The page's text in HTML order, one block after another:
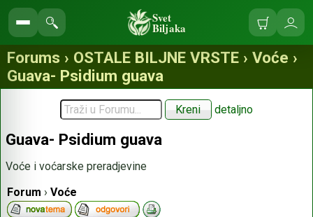
Pretraga
sajta
Svet
Biljaka Korpa
se
Forums › OSTALE BILJNE VRSTE › Voće ›
Guava- Psidium guava
detaljno
Guava- Psidium guava
Voće i voćarske preradjevine
Forum › Voće